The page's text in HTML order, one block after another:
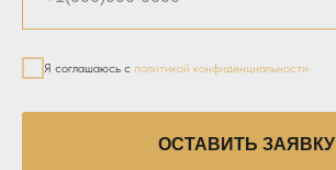
Я соглашаюсь с политикой конфиденциальности
ОСТАВИТЬ ЗАЯВКУ